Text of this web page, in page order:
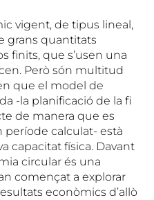
vigent, de tipus lineal,
grans quantitats
finits, que s’usen una
Però són multitud
que el model de
-la planificació de la fi
de manera que es
període calculat- està
capacitat física. Davant
circular és una
començat a explorar
econòmics d’allò